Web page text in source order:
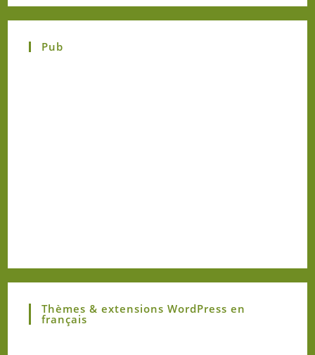
Pub
Thèmes & extensions WordPress en
français